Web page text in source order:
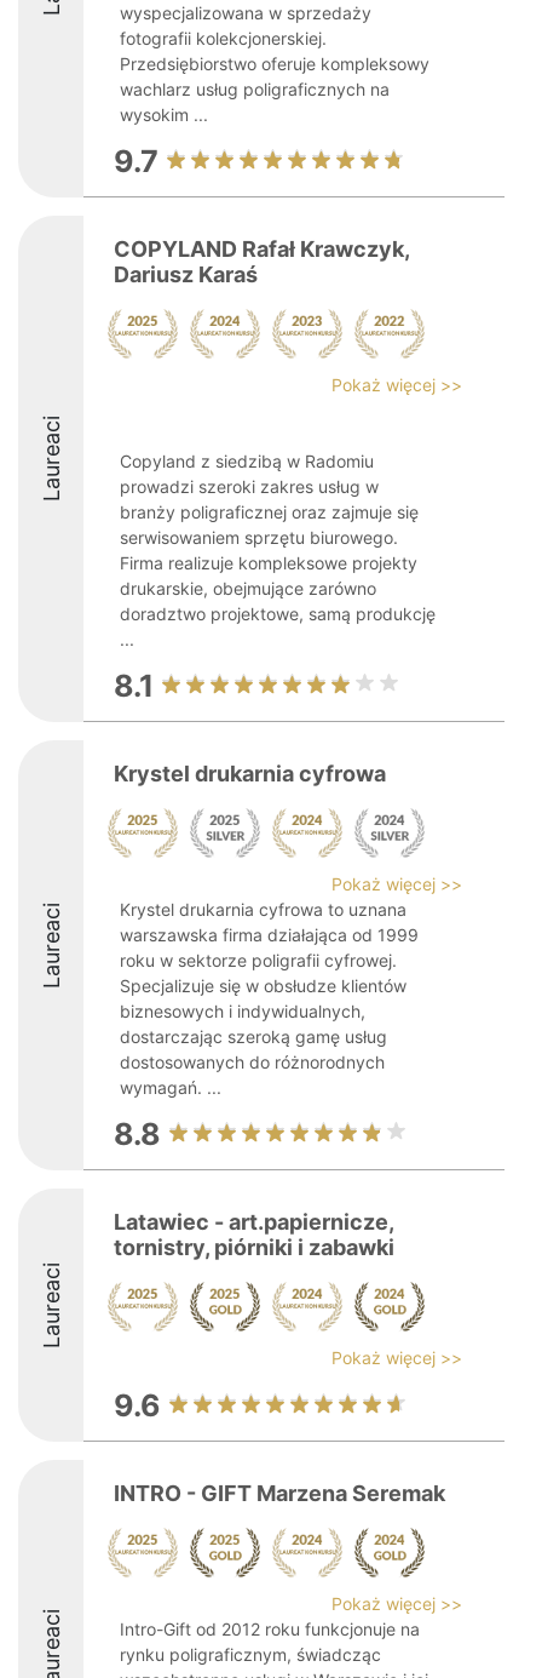
wyspecjalizowana w sprzedaży
fotografii kolekcjonerskiej.
Przedsiębiorstwo oferuje kompleksowy
wachlarz usług poligraficznych na
wysokim ...
9.7
Laureaci
COPYLAND Rafał Krawczyk,
Dariusz Karaś
Pokaż więcej >>
Copyland z siedzibą w Radomiu
prowadzi szeroki zakres usług w
branży poligraficznej oraz zajmuje się
serwisowaniem sprzętu biurowego.
Firma realizuje kompleksowe projekty
drukarskie, obejmujące zarówno
doradztwo projektowe, samą produkcję
...
8.1
Laureaci
Krystel drukarnia cyfrowa
Pokaż więcej >>
Krystel drukarnia cyfrowa to uznana
warszawska firma działająca od 1999
roku w sektorze poligrafii cyfrowej.
Specjalizuje się w obsłudze klientów
biznesowych i indywidualnych,
dostarczając szeroką gamę usług
dostosowanych do różnorodnych
wymagań. ...
8.8
Laureaci
Latawiec - art.papiernicze,
tornistry, piórniki i zabawki
Pokaż więcej >>
9.6
Laureaci
INTRO - GIFT Marzena Seremak
Pokaż więcej >>
Intro-Gift od 2012 roku funkcjonuje na
rynku poligraficznym, świadcząc